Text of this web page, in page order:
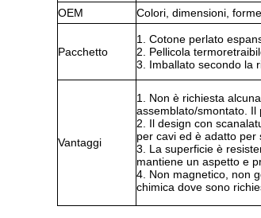
OEM Colori, dimensioni,
Pacchetto
1. Cotone perlato
2. Pellicola
3. Imballato secondo la
Vantaggi
1. Non è richiesta
assemblato/smontato. Il
2. Il design con
per cavi ed è adatto per
3. La superficie è
mantiene un aspetto e
4. Non magnetico, non
chimica dove sono